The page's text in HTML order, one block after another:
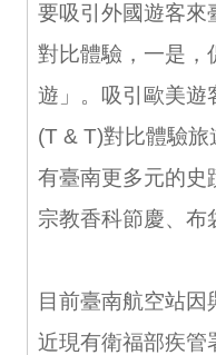
要吸引外國遊客來
對比體驗，一是，
遊」。吸引歐美遊
(T & T)對比體驗
有臺南更多元的史
宗教香科節慶、布
目前臺南航空站
近現有衛福部疾管